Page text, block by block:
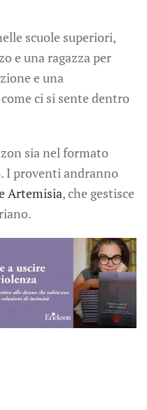
scuole superiori,
e una ragazza per
e una
ci si sente dentro
sia nel formato
I proventi andranno
Artemisia, che gestisce